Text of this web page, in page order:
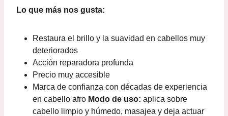
Lo que más nos gusta:
Restaura el brillo y la suavidad en cabellos muy
deteriorados
Acción reparadora profunda
Precio muy accesible
Marca de confianza con décadas de experiencia
en cabello afro Modo de uso: aplica sobre
cabello limpio y húmedo, masajea y deja actuar